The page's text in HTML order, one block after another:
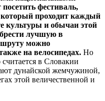
фестиваль,
проходит каждый
культуры и обычаи этой
лучшую в
можно
на велосипедах. Но
в Словакии
дунайской жемчужиной,
этой величественной и